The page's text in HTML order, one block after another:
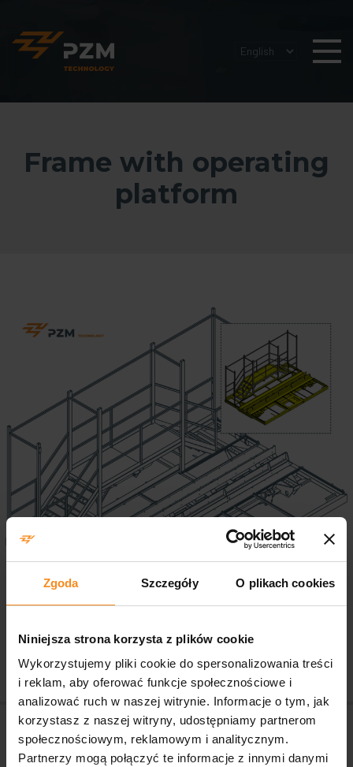
Zgoda Szczegóły O plikach cookies
Niniejsza strona korzysta z plików cookie
Wykorzystujemy pliki cookie do spersonalizowania treści
i reklam, aby oferować funkcje społecznościowe i
analizować ruch w naszej witrynie. Informacje o tym, jak
korzystasz z naszej witryny, udostępniamy partnerom
społecznościowym, reklamowym i analitycznym.
Partnerzy mogą połączyć te informacje z innymi danymi
Frame with operating
platform
Post navigation
Frame Belt conveyor – tiltable